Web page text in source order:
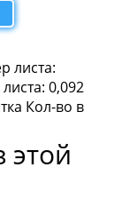
листа:
0,092
Кол-во в
этой